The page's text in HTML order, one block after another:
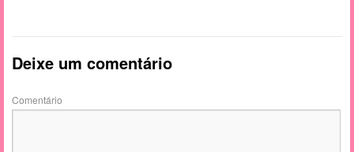
Deixe um comentário
Comentário